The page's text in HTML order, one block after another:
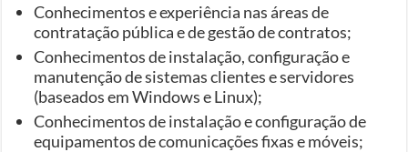
Conhecimentos e experiência nas áreas de
contratação pública e de gestão de contratos;
Conhecimentos de instalação, configuração e
manutenção de sistemas clientes e servidores
(baseados em Windows e Linux);
Conhecimentos de instalação e configuração de
equipamentos de comunicações fixas e móveis;